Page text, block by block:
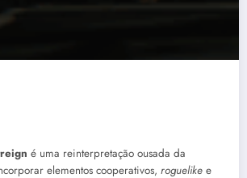
é uma reinterpretação ousada da
elementos cooperativos, roguelike e